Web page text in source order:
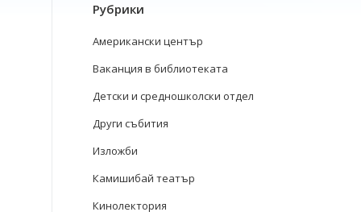
Рубрики
Американски център
Ваканция в библиотеката
Детски и средношколски отдел
Други събития
Изложби
Камишибай театър
Кинолектория